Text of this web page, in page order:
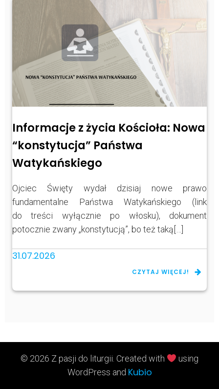
Informacje z życia Kościoła: Nowa
“konstytucja” Państwa
Watykańskiego
Ojciec Święty wydał dzisiaj nowe prawo
fundamentalne Państwa Watykańskiego (link
do treści wyłącznie po włosku), dokument
potocznie zwany „konstytucją”, bo też taką[…]
31.07.2026
CZYTAJ WIĘCEJ!
© 2026 Z pasji do liturgii. Created with
using
WordPress and Kubio